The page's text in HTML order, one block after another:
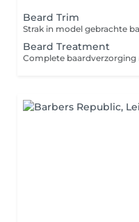
Beard Trim
Beard Treatment